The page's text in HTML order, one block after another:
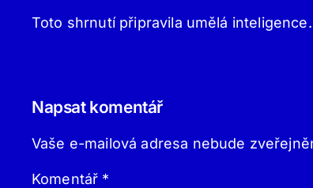
Toto shrnutí připravila umělá
Napsat komentář
Vaše e-mailová adresa nebude
Komentář *